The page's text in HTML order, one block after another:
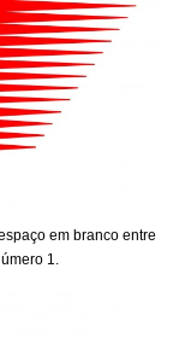
em branco entre
1.